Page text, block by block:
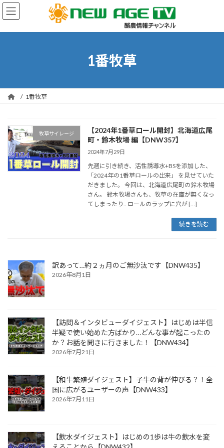
コ
ン
ン
ナ
ビ
ー
1番牧草
1番牧草
牧草サイレージ
【2024年1番草ロール開封】北海道広尾
町・鈴木牧場 編【DNW357】
2024年7月29日
先週に引き続き、活性誘導水+BSを添加した、
「2024年の1番草ロールの出来」 を見せていた
だきました。 今回は、北海道広尾町の鈴木牧場
さん。 鈴木牧場さんも、牧草の在庫が無くなっ
てしまったり.. ロールのラップに穴が […]
続きを読む
訳あって…約２ヵ月のご無沙汰です【DNW435】
2026年8月1日
【訪問＆インタビューダイジェスト】はじめは半信
半疑で使い始めた方ばかり…どんな事が起こったの
か？お話を聞きに行きました！【DNW434】
2026年7月21日
【和牛繁殖ダイジェスト】子牛の背が伸びる？！全
国に広がるユーザーの声【DNW433】
2026年7月11日
【飲水ダイジェスト】はじめの1歩は牛の飲水を変